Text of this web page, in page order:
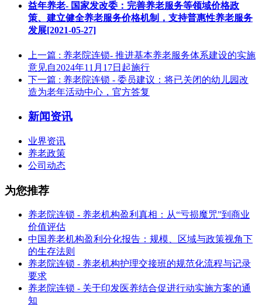
益年养老- 国家发改委：完善养老服务等领域价格政
策、建立健全养老服务价格机制，支持普惠性养老服务
发展[2021-05-27]
上一篇 : 养老院连锁- 推进基本养老服务体系建设的实施
意见自2024年11月17日起施行
下一篇 : 养老院连锁 - 委员建议：将已关闭的幼儿园改
造为老年活动中心，官方答复
新闻资讯
业界资讯
养老政策
公司动态
为您推荐
养老院连锁 - 养老机构盈利真相：从“亏损魔咒”到商业
价值评估
中国养老机构盈利分化报告：规模、区域与政策视角下
的生存法则
养老院连锁 - 养老机构护理交接班的规范化流程与记录
要求
养老院连锁 - 关于印发医养结合促进行动实施方案的通
知